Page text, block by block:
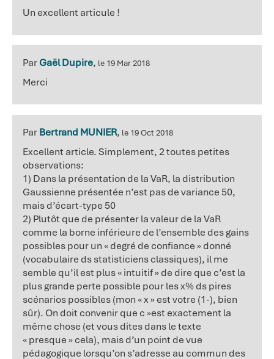
Un excellent articule !
ParGaël Dupire, le 19 Mar 2018
Merci
ParBertrand MUNIER, le 19 Oct 2018
Excellent article. Simplement, 2 toutes petites
observations:
1) Dans la présentation de la VaR, la distribution
Gaussienne présentée n’est pas de variance 50,
mais d’écart-type 50
2) Plutôt que de présenter la valeur de la VaR
comme la borne inférieure de l’ensemble des gains
possibles pour un « degré de confiance » donné
(vocabulaire ds statisticiens classiques), il me
semble qu’il est plus « intuitif » de dire que c’est la
plus grande perte possible pour les x% ds pires
scénarios possibles (mon « x » est votre (1-), bien
sûr). On doit convenir que c »est exactement la
même chose (et vous dites dans le texte
« presque » cela), mais d’un point de vue
pédagogique lorsqu’on s’adresse au commun des